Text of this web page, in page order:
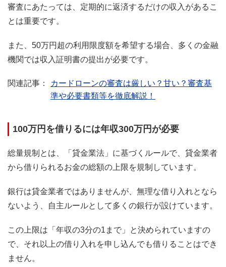
審査にあたっては、定期的に返済するだけの収入があるこ
とは重要です。
また、50万円超の利用限度額を希望する場合、多くの金融
機関では収入証明書の提出が必要です。
カードローンの審査は厳しい？甘い？審査基
準や必要書類等を徹底解説！
100万円を借りるには年収300万円が必要
総量規制とは、「貸金業法」に基づくルールで、貸金業者
から借りられるお金の総額の上限を規制しています。
銀行は貸金業者ではありませんが、無理な借り入れとなら
ないよう、自主ルールとして多くの銀行が設けています。
この上限は「年収の3分の1まで」と決められていますの
で、それ以上の借り入れを申し込んでも借りることはでき
ません。